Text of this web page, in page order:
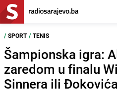
/ SPORT / TENIS
Šampionska igra:
zaredom u finalu
Sinnera ili Đokovića